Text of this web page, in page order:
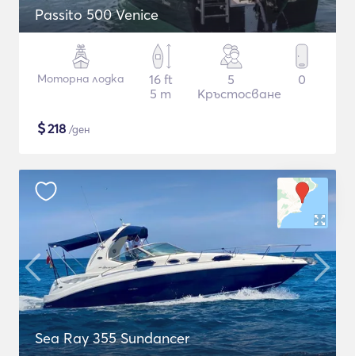
Passito 500 Venice
Моторна лодка
16 ft
5 m
5
Кръстосване
0
$218 /ден
Sea Ray 355 Sundancer